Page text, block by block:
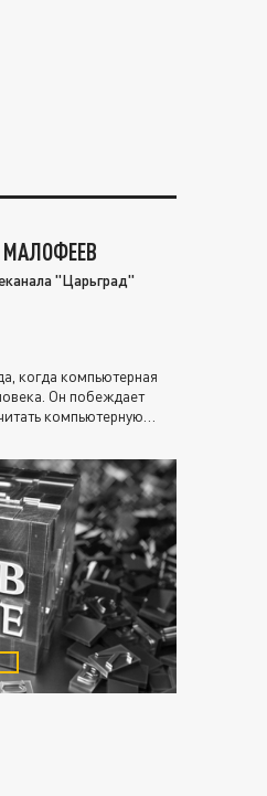
МАЛОФЕЕВ
"Царьград"
когда компьютерная
Он побеждает
компьютерную